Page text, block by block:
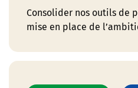
Consolider nos outils de
mise en place de